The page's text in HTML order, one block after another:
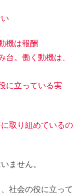
機は報酬
。働く動機は、
に立っている実
取り組めているの
ません。
社会の役に立って